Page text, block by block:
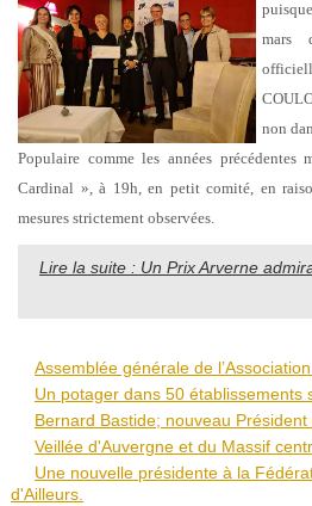
mars
non
Populaire comme les années
Cardinal », à 19h, en petit comité, en
mesures strictement observées.
Lire la suite : Un Prix Arverne
Assemblée générale de
Un potager dans 50 établissements
Bernard Bastide; nouveau Président
Veillée d'Auvergne et du Massif
Une nouvelle présidente à la
d'Ailleurs.